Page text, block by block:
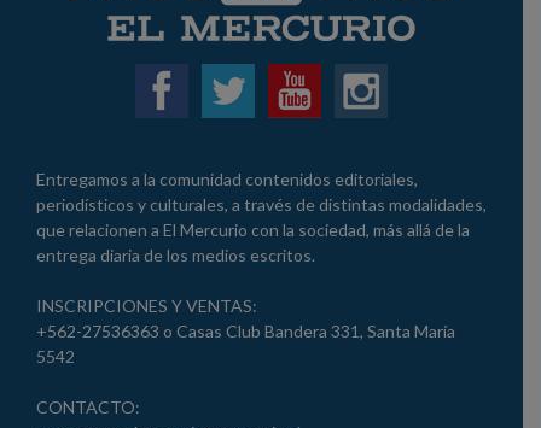
Entregamos a la comunidad contenidos editoriales,
periodísticos y culturales, a través de distintas modalidades,
que relacionen a El Mercurio con la sociedad, más allá de la
entrega diaria de los medios escritos.
INSCRIPCIONES Y VENTAS:
+562-27536363 o Casas Club Bandera 331, Santa María
5542
CONTACTO: